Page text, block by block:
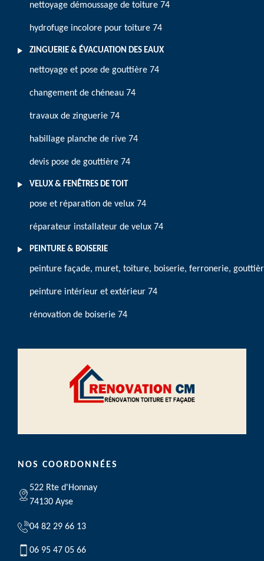
nettoyage démoussage de toiture 74
hydrofuge incolore pour toiture 74
ZINGUERIE & ÉVACUATION DES EAUX
nettoyage et pose de gouttière 74
changement de chéneau 74
travaux de zinguerie 74
habillage planche de rive 74
devis pose de gouttière 74
VELUX & FENÊTRES DE TOIT
pose et réparation de velux 74
réparateur installateur de velux 74
PEINTURE & BOISERIE
peinture façade, muret, toiture, boiserie, ferronerie,
peinture intérieur et extérieur 74
rénovation de boiserie 74
NOS COORDONNÉES
522 Rte d'Honnay
74130 Ayse
04 82 29 66 13
06 95 47 05 66